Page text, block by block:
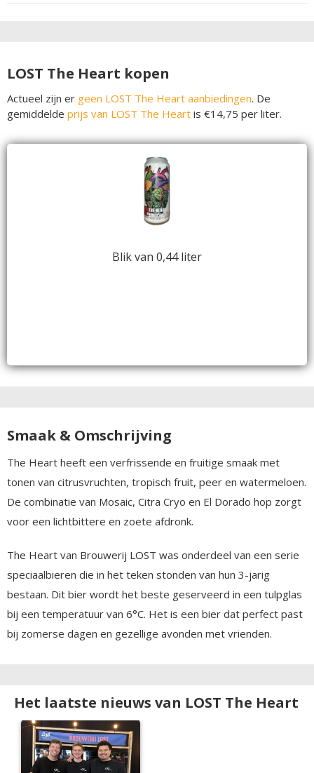
LOST The Heart kopen
Actueel zijn er geen LOST The Heart aanbiedingen. De
gemiddelde prijs van LOST The Heart is €14,75 per liter.
Blik van 0,44 liter
Smaak & Omschrijving
The Heart heeft een verfrissende en fruitige smaak met
tonen van citrusvruchten, tropisch fruit, peer en watermeloen.
De combinatie van Mosaic, Citra Cryo en El Dorado hop zorgt
voor een lichtbittere en zoete afdronk.
The Heart van Brouwerij LOST was onderdeel van een serie
speciaalbieren die in het teken stonden van hun 3-jarig
bestaan. Dit bier wordt het beste geserveerd in een tulpglas
bij een temperatuur van 6°C. Het is een bier dat perfect past
bij zomerse dagen en gezellige avonden met vrienden.
Het laatste nieuws van LOST The Heart